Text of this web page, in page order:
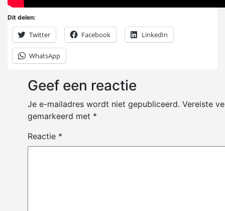
Dit delen:
Twitter Facebook LinkedIn
WhatsApp
Geef een reactie
Je e-mailadres wordt niet gepubliceerd. Vereiste
gemarkeerd met *
Reactie *